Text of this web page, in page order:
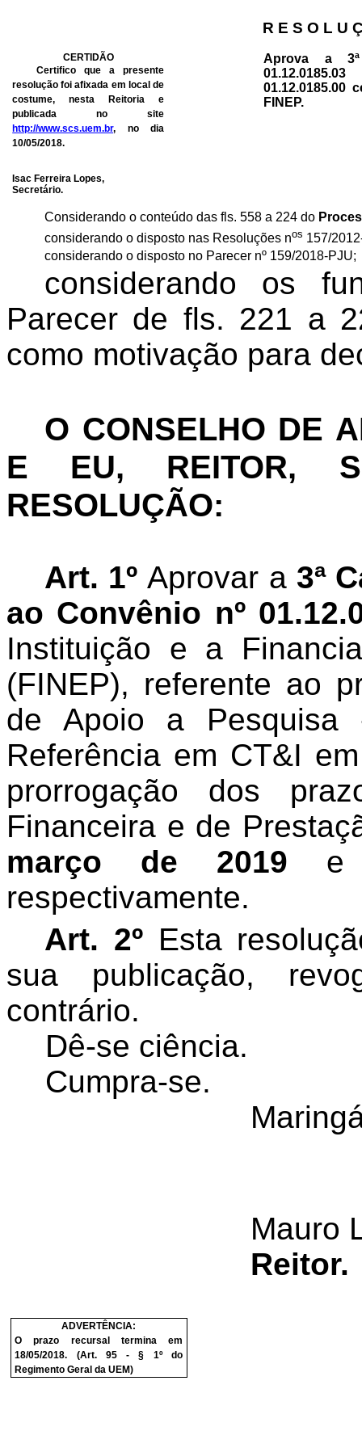
R E S O L U
CERTIDÃO
Certifico que a presente
resolução foi afixada em local de
costume, nesta Reitoria e
publicada no site
http://www.scs.uem.br, no dia
10/05/2018.
Isac Ferreira Lopes,
Secretário.
Aprova a
01.12.0185.00
FINEP.
Considerando o conteúdo das fls. 558 a 224 do
considerando o disposto nas Resoluções nos 157/
considerando o disposto no Parecer nº 159/2018-PJU;
considerando os
Parecer de fls. 221 a
como motivação para
O CONSELHO DE
E EU, REITOR,
RESOLUÇÃO:
Art. 1ºAprovar a 3ª
ao Convênio nº
Instituição e a
(FINEP), referente ao
de Apoio a Pesquisa
Referência em CT&I
prorrogação dos
Financeira e de
março de 2019
respectivamente.
Art. 2º Esta
sua publicação,
contrário.
Dê-se ciência.
Cumpra-se.
Mauro
Reitor.
ADVERTÊNCIA:
O prazo recursal termina em
18/05/2018. (Art. 95 - § 1º do
Regimento Geral da UEM)